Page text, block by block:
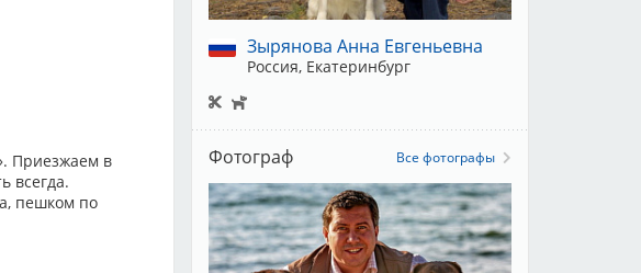
Приезжаем в
всегда.
пешком по
Зырянова Анна Евгеньевна
Россия, Екатеринбург
Фотограф Все фотографы